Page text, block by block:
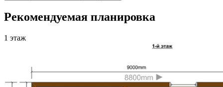
Рекомендуемая планировка
1 этаж